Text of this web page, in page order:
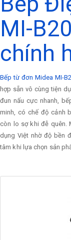
MI-
chính
Bếp từ đơn Midea MI-
hợp sẵn vô cùng tiện
đun nấu cực nhanh,
minh, có chế độ cảnh
còn lo sợ khi đễ quên.
dụng Việt nhờ độ bền
tâm khi lựa chọn sản